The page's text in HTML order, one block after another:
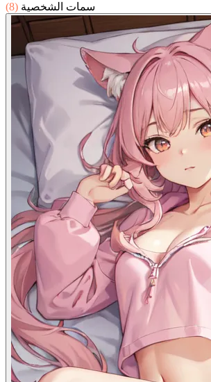
سمات الشخصية (8)